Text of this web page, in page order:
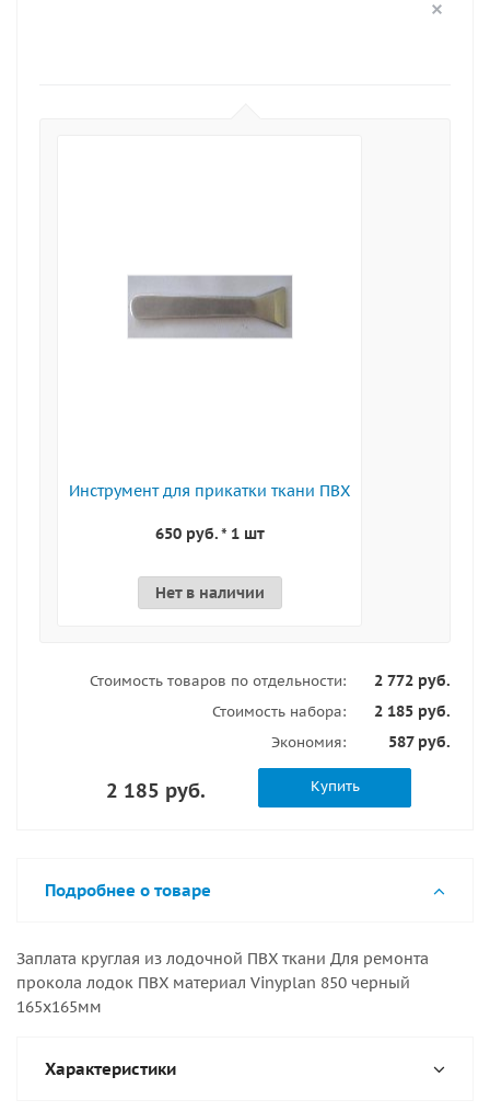
Инструмент для прикатки ткани ПВХ
650 руб. * 1 шт
Нет в наличии
Стоимость товаров по отдельности: 2 772 руб.
Стоимость набора: 2 185 руб.
Экономия: 587 руб.
2 185 руб. Купить
Подробнее о товаре
Заплата круглая из лодочной ПВХ ткани Для ремонта
прокола лодок ПВХ материал Vinyplan 850 черный
165х165мм
Характеристики